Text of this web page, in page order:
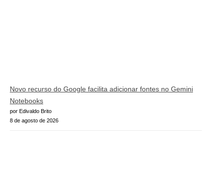
Novo recurso do Google facilita adicionar fontes no Gemini
Notebooks
por Edivaldo Brito
8 de agosto de 2026